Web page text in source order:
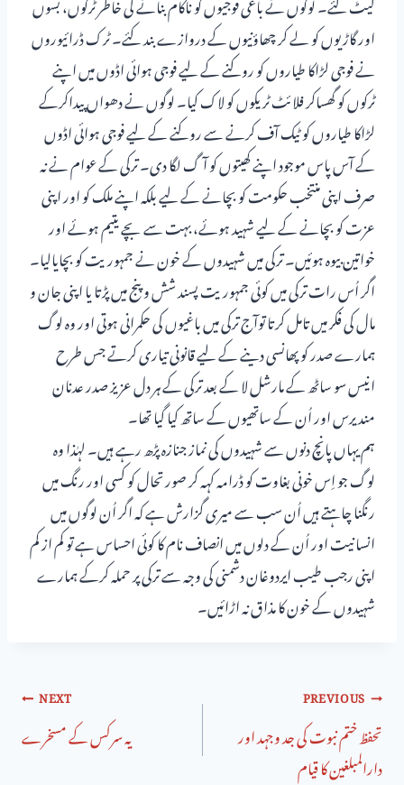
اور گاڑیوں کو لے کر چھاؤنیوں کے دروازے بند کئے۔ ٹرک ڈرائیوروں
نے فوجی لڑاکا طیاروں کو روکنے کے لیے فوجی ہوائی اڈوں میں اپنے
ٹرکوں کو گھساکر فلائٹ ٹریکوں کو لاک کیا۔ لوگوں نے دھواں پیداکرکے
لڑاکا طیاروں کو ٹیک آف کرنے سے روکنے کے لیے فوجی ہوائی اڈوں
کے آس پاس موجود اپنے کھیتوں کو آگ لگا دی۔ ترکی کے عوام نے نہ
صرف اپنی منتخب حکومت کو بچانے کے لیے بلکہ اپنے ملک کو اور اپنی
عزت کو بچانے کے لیے شہید ہوئے، بہت سے بچے یتیم ہوئے اور
خواتین بیوہ ہوئیں۔ ترکی میں شہیدوں کے خون نے جمہوریت کو بچایالیا۔
اگر اُس رات ترکی میں کوئی جمہوریت پسند شش و پنج میں پڑتا یا اپنی جان و
مال کی فکر میں تامل کرتا توآج ترکی میں باغیوں کی حکمرانی ہوتی اور وہ لوگ
ہمارے صدر کو پھانسی دینے کے لیے قانونی تیاری کرتے جس طرح
انیس سو ساٹھ کے مارشل لا کے بعد ترکی کے ہر دل عزیز صدر عدنان
مندیرس اور اُن کے ساتھیوں کے ساتھ کیا گیا تھا۔
ہم یہاں پانچ دنوں سے شہیدوں کی نماز جنازہ پڑھ رہے ہیں۔ لہٰذا وہ
لوگ جو اِس خونی بغاوت کو ڈرامہ کہہ کر صورتحال کو کسی اور رنگ میں
رنگنا چاہتے ہیں اُن سب سے میری گزارش ہے کہ اگر اُن لوگوں میں
انسانیت اور اُن کے دلوں میں انصاف نام کا کوئی احساس ہے تو کم از کم
اپنی رجب طیب ایردوغان دشمنی کی وجہ سے ترکی پر حملہ کرکے ہمارے
شہیدوں کے خون کا مذاق نہ اڑائیں۔
PREVIOUS
تحفظ ختم نبوت کی جد وجہد اور
دارالمبلغین کا قیام
NEXT
یہ سرکس کے مسخرے